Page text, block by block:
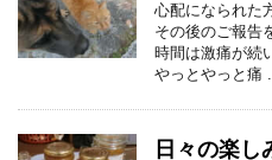
心配になられた
その後のご報告
時間は激痛が続
やっとやっと痛
日々の楽し